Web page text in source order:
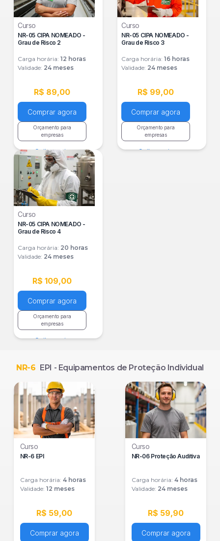
Curso
NR-05 CIPA NOMEADO -
Grau de Risco 2
Carga horária: 12 horas
Validade: 24 meses
R$ 89,00
Comprar agora
Orçamento para
empresas
Saiba mais
Curso
NR-05 CIPA NOMEADO -
Grau de Risco 3
Carga horária: 16 horas
Validade: 24 meses
R$ 99,00
Comprar agora
Orçamento para
empresas
Saiba mais
Curso
NR-05 CIPA NOMEADO -
Grau de Risco 4
Carga horária: 20 horas
Validade: 24 meses
R$ 109,00
Comprar agora
Orçamento para
empresas
Saiba mais
NR-6 EPI - Equipamentos de Proteção Individual
Curso
NR-6 EPI
Carga horária: 4horas
Validade: 12 meses
R$ 59,00
Comprar agora
Curso
NR-06 Proteção Auditiva
Carga horária: 4horas
Validade: 24 meses
R$ 59,90
Comprar agora